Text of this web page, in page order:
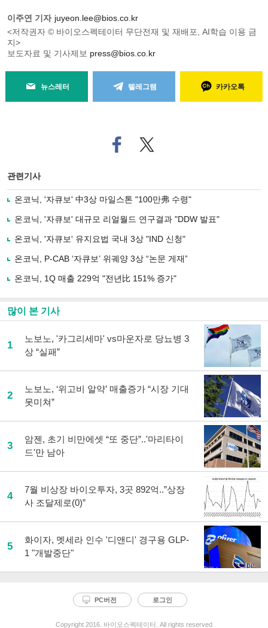
이주연 기자 juyeon.lee@bios.co.kr
<저작권자 © 바이오스펙테이터 무단전재 및 재배포, AI학습 이용 금
지>
보도자료 및 기사제보 press@bios.co.kr
뉴스레터 텔레그램 카카오톡
페
이
로
기
사
유
기
트위
터로
관련기사
온코닉, '자큐보' 中3상 마일스톤 "100만弗 수령"
온코닉, '자큐보' 대규모 리얼월드 연구결과 "DDW 발표"
온코닉, '자큐보' 유지요법 국내 3상 "IND 신청"
온코닉, P-CAB ‘자큐보’ 위궤양 3상 “논문 게재”
온코닉, 1Q 매출 229억 "전년比 151% 증가"
많이 본 기사
1
노보노, '카그리세마' vs마운자로 당뇨병 3
상 “실패”
2
노보노, ‘위고비 알약’ 매출증가 “시장 기대
못미쳐”
3
암젠, 초기 비만에셋 “또 중단”..'마리타이
드'만 남아
4
7월 비상장 바이오투자, 3곳 892억..”상장
사 조달제로(0)”
5
화이자, 멧세라 인수 '디앤디' 경구용 GLP-
1 "개발중단"
PC버전 로그인
Copyright 2016. 바이오스펙테이터. All rights reserved